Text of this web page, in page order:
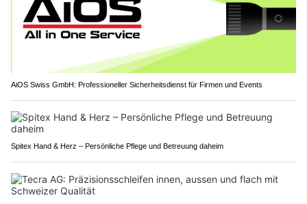
AiOS Swiss GmbH: Professioneller Sicherheitsdienst für Firmen und Events
Spitex Hand & Herz – Persönliche Pflege und Betreuung daheim